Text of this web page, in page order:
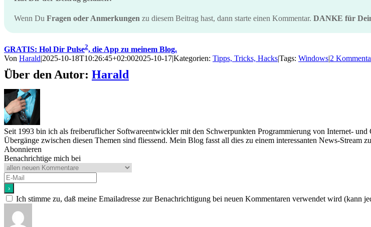
Wenn Du Fragen oder Anmerkungen zu diesem Beitrag hast, dann starte einen Kommentar. DANKE für
GRATIS: Hol Dir Pulse2, die App zu meinem Blog.
Von Harald|2025-10-18T10:26:45+02:002025-10-17|Kategorien: Tipps, Tricks, Hacks|Tags: Windows|2
Über den Autor: Harald
Seit 1993 bin ich als freiberuflicher Softwareentwickler mit den Schwerpunkten Programmierung von Internet-
Übergänge zwischen diesen Themen sind fliessend. Mein Blog fasst all dies zu einem interessanten News-Stream
Abonnieren
Benachrichtige mich bei
Ich stimme zu, daß meine Emailadresse zur Benachrichtigung bei neuen Kommentaren verwendet wird (kann